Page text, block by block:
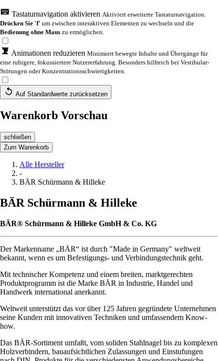
Tastaturnavigation aktivieren Aktiviert erweiterte Tastaturnavigation.
Drücken Sie 'f' um zwischen interaktiven Elementen zu wechseln und die
Bedienung ohne Maus zu ermöglichen.
Animationen reduzieren Minimiert bewegte Inhalte und Übergänge für
eine ruhigere, fokussiertere Nutzererfahrung. Besonders hilfreich bei Vestibular-
Störungen oder Konzentrationsschwierigkeiten.
Auf Standardwerte zurücksetzen
Warenkorb Vorschau
schließen
Zum Warenkorb
Alle Hersteller
-
BÄR Schürmann & Hilleke
BÄR Schürmann & Hilleke
BÄR® Schürmann & Hilleke GmbH & Co. KG
Der Markenname „BÄR“ ist durch "Made in Germany" weltweit
bekannt, wenn es um Befestigungs- und Verbindungstechnik geht.
Mit technischer Kompetenz und einem breiten, marktgerechten
Produktprogramm ist die Marke BÄR in Industrie, Handel und
Handwerk international anerkannt.
Weltweit unterstützt das vor über 125 Jahren gegründete Unternehmen
seine Kunden mit innovativen Techniken und umfassendem Know-
how.
Das BÄR-Sortiment umfaßt, vom soliden Stahlnagel bis zu komplexen
Holzverbindern, bauaufsichtlichen Zulassungen und Einstufungen